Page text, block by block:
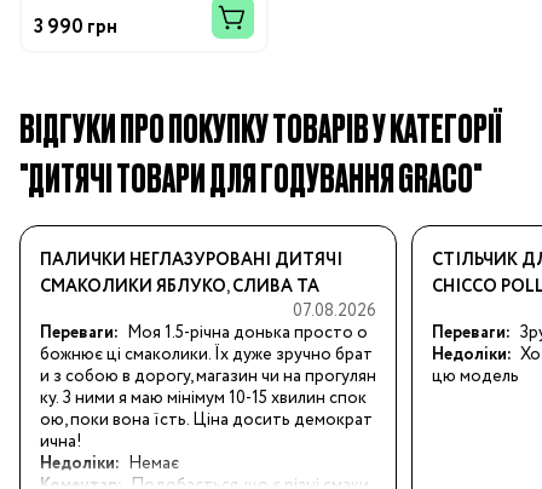
3 990 грн
ВІДГУКИ ПРО ПОКУПКУ ТОВАРІВ У КАТЕГОРІЇ
"ДИТЯЧІ ТОВАРИ ДЛЯ ГОДУВАННЯ GRACO"
ПАЛИЧКИ НЕГЛАЗУРОВАНІ ДИТЯЧІ
СМАКОЛИКИ ЯБЛУКО, СЛИВА ТА
07.08.2026
Переваги: Моя 1.5-річна донька просто о
божнює ці смаколики. Їх дуже зручно брат
и з собою в дорогу, магазин чи на прогулян
ку. З ними я маю мінімум 10-15 хвилин спок
ою, поки вона їсть. Ціна досить демократ
ична!
Недоліки: Немає
СТІЛЬЧИК
CHICCO
Переваги:
Недоліки:
цю модель